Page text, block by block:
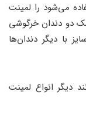
می‌شود را لمینت
دو دندان خرگوشی
با دیگر دندان‌ها
دیگر انواع لمینت